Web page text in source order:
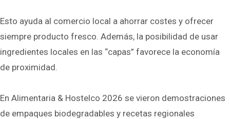
Esto ayuda al comercio local a ahorrar costes y ofrecer
siempre producto fresco. Además, la posibilidad de usar
ingredientes locales en las “capas” favorece la economía
de proximidad.
En Alimentaria & Hostelco 2026 se vieron demostraciones
de empaques biodegradables y recetas regionales